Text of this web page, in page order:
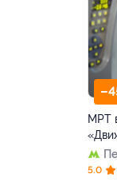
МРТ
5.0